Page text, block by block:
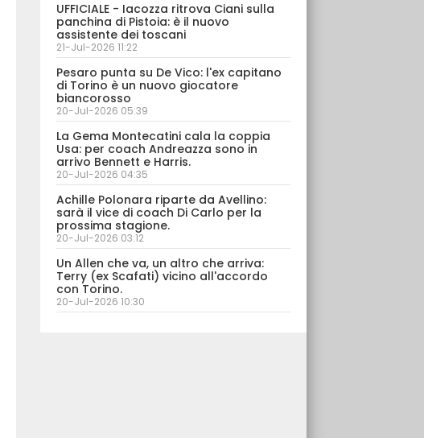
UFFICIALE - Iacozza ritrova Ciani sulla
panchina di Pistoia: è il nuovo
assistente dei toscani
21-Jul-2026 11:22
Pesaro punta su De Vico: l'ex capitano
di Torino è un nuovo giocatore
biancorosso
20-Jul-2026 05:39
La Gema Montecatini cala la coppia
Usa: per coach Andreazza sono in
arrivo Bennett e Harris.
20-Jul-2026 04:35
Achille Polonara riparte da Avellino:
sarà il vice di coach Di Carlo per la
prossima stagione.
20-Jul-2026 03:12
Un Allen che va, un altro che arriva:
Terry (ex Scafati) vicino all'accordo
con Torino.
20-Jul-2026 10:30